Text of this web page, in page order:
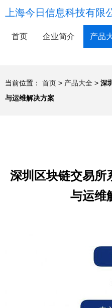
上海今日信息科技有限
首页 企业简介 产品
当前位置： 首页 > 产品大全 > 深
与运维解决方案
深圳区块链交易所
与运维